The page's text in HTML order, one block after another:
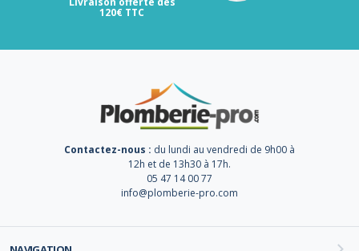
120€ TTC
Contactez-nous : du lundi au vendredi de 9h00 à
12h et de 13h30 à 17h.
05 47 14 00 77
info@plomberie-pro.com